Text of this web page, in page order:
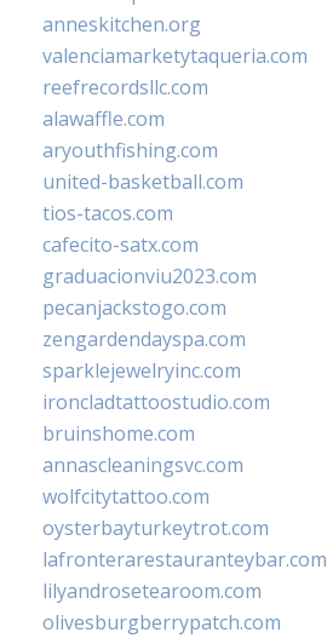
anneskitchen.org
valenciamarketytaqueria.com
reefrecordsllc.com
alawaffle.com
aryouthfishing.com
united-basketball.com
tios-tacos.com
cafecito-satx.com
graduacionviu2023.com
pecanjackstogo.com
zengardendayspa.com
sparklejewelryinc.com
ironcladtattoostudio.com
bruinshome.com
annascleaningsvc.com
wolfcitytattoo.com
oysterbayturkeytrot.com
lafronterarestauranteybar.com
lilyandrosetearoom.com
olivesburgberrypatch.com